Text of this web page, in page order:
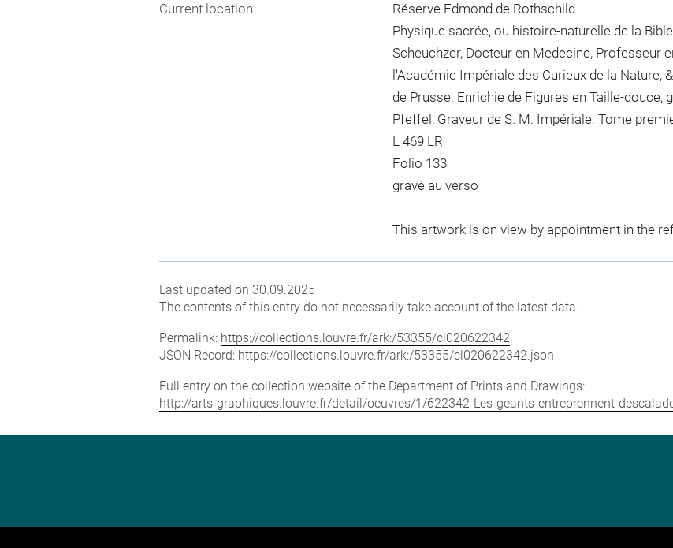
Current location
Réserve Edmond de Rothschild
Physique sacrée, ou histoire-naturelle de la
Scheuchzer, Docteur en Medecine, Professeur
l'Académie Impériale des Curieux de la Nature,
de Prusse. Enrichie de Figures en Taille-douce,
Pfeffel, Graveur de S. M. Impériale. Tome
L 469 LR
Folio 133
gravé au verso
This artwork is on view by appointment in the
Last updated on 30.09.2025
The contents of this entry do not necessarily take account of the latest data.
Permalink: https://collections.louvre.fr/ark:/53355/cl020622342
JSON Record: https://collections.louvre.fr/ark:/53355/cl020622342.json
Full entry on the collection website of the Department of Prints and Drawings:
http://arts-graphiques.louvre.fr/detail/oeuvres/1/622342-Les-geants-entreprennent-